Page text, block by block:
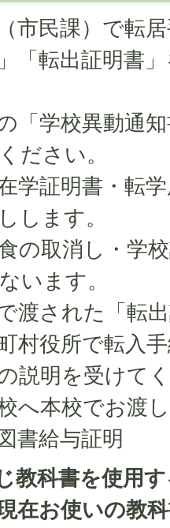
市民課）で転
「転出証明書
「学校異動通
ださい。
学証明書・転
します。
の取消し・学
います。
渡された「転
村役所で転入
説明を受けて
へ本校でお渡
書給与証明
教科書を使用
在お使いの教